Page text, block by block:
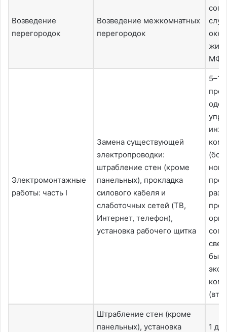
Возведение
перегородок
Возведение межкомнатных
перегородок
МФЦ
Электромонтажные
работы: часть I
Замена существующей
электропроводки:
штрабление стен (кроме
панельных), прокладка
силового кабеля и
слаботочных сетей (TВ,
Интернет, телефон),
установка рабочего щитка
Штрабление стен (кроме
панельных), установка
1